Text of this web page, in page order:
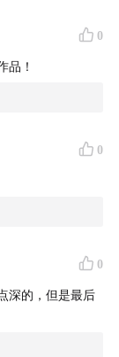
精神领袖
是让数据自己
0
品！
0
0
深的，但是最后